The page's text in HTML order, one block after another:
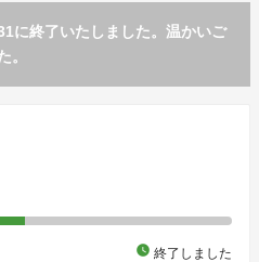
に終了いたしました。温かいご
。
watch_later 終了しました